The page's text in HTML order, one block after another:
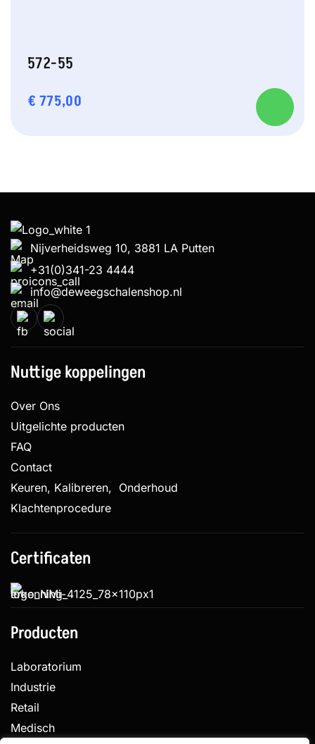
572-55
€ 775,00
Nijverheidsweg 10, 3881 LA Putten
+31(0)341-23 4444
info@deweegschalenshop.nl
Nuttige koppelingen
Over Ons
Uitgelichte producten
FAQ
Contact
Keuren, Kalibreren, Onderhoud
Klachtenprocedure
Certificaten
Producten
Laboratorium
Industrie
Retail
Medisch